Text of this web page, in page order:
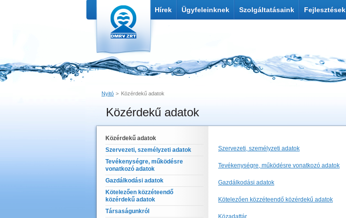
Hírek Ügyfeleinknek Szolgáltatásaink Fejlesztések
Nyitó Közérdekű adatok
Közérdekű adatok
Link küldése
Nyomtatás
Közérdekű adatok
Szervezeti, személyzeti adatok
Tevékenységre, működésre
vonatkozó adatok
Gazdálkodási adatok
Kötelezően közzéteendő
közérdekű adatok
Társaságunkról
Szervezeti, személyzeti adatok
Tevékenységre, működésre vonatkozó adatok
Gazdálkodási adatok
Kötelezően közzéteendő közérdekű adatok
Közadattár